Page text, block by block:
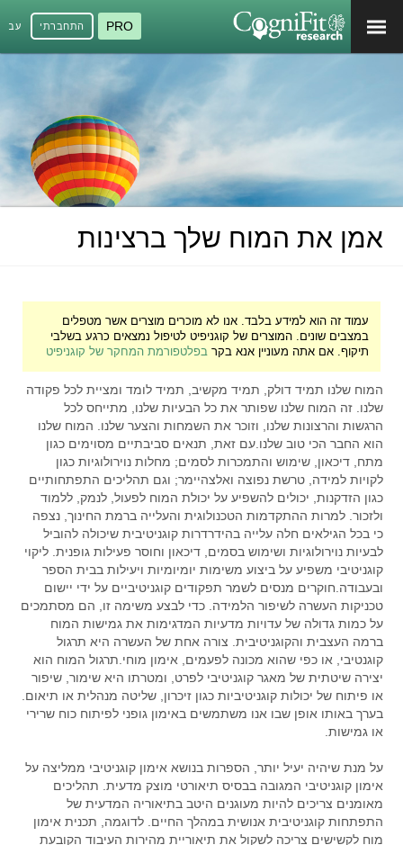
PRO התחברתי
אמן את המוח שלך ברצינות
עמוד זה הוא למידע בלבד. אנו לא מוכרים מוצרים אשר מטפלים
במצבים שונים. המוצרים של קוגניפיט לטיפול נמצאים כרגע בשלבי
תיקוף. אם אתה מעוניין אנא בקרבפלטפורמת המחקר של קוגניפיט
המוח שלנו תמיד דולק, תמיד מקשיב, תמיד לומד ומציית לכל פקודה
שלנו. זה המוח שלנו שפותר את כל הבעיות שלנו, מתייחס לכל
הרגשות והרצונות שלנו, וזוכר את השמחות והצער שלנו. המוח שלנו
הוא החבר הכי טוב שלנו.עם זאת, תנאים סביבתיים מסוימים כגון
מתח, דיכאון, שימוש והתמכרות לסמים; מחלות נוירולוגיות כגון
לקויות למידה, טרשת נפוצה ואלצהיימר; וגם תהליכים התפתחותיים
כגון הזדקנות, יכולים להשפיע על יכולת המוח לפעול, לנמק, ללמוד
ולזכור. למרות ההתקדמות הטכנולוגית והעלייה ברמת החינוך, נצפה
כי בכל הגילאים חלה עלייה בהידרדרות קוגניטיבית שיכולה להוביל
לבעיות נוירולוגיות ושימוש בסמים, דיכאון וחוסר פעילות גופנית. ליקוי
קוגניטיבי משפיע על ביצוע משימות יומיומיות ויעילות בבית הספר
ובעבודה.חוקרים מנסים לשמר תפקודים קוגניטיביים על ידי יישום
טכניקות העשרה לשיפור הלמידה. כדי לבצע משימה זו, הם מסתמכים
על כמות גדולה של עדויות מדעיות המדגימות את גמישות המוח
ברמה העצבית והקוגניטיבית. צורה אחת של העשרה היא תרגול
קוגנטיבי, או כפי שהוא מכונה לפעמים, אימון מוחי.תרגול המוח הוא
יצירה שיטתית של מאגר קוגניטיבי לפרט, ומטרתו היא שימור, שיפור
או פיתוח של יכולות קוגניטיביות כגון זיכרון, שליטה מנהלית או תיאום.
בערך באותו אופן שבו אנו משתמשים באימון גופני לפיתוח כוח שרירי
או גמישות.
על מנת שיהיה יעיל יותר, הספרות בנושא אימון קוגניטיבי ממליצה על
אימון קוגניטיבי המגובה בבסיס תיאורטי מוצק מדעית. תהליכים
מאומנים צריכים להיות מעוגנים היטב בתיאוריה המדעית של
התפתחות קוגניטיבית אנושית במהלך החיים. לדוגמה, תכנית אימון
מוח לקשישים צריכה לשקול את תיאוריית מהירות העיבוד הקובעת